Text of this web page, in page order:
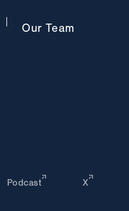
Our Team
Podcast X